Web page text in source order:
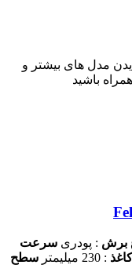
مدل های بیشتر و
باشید
برش : پودری سرعت
: 230 میلیمتر
سطح